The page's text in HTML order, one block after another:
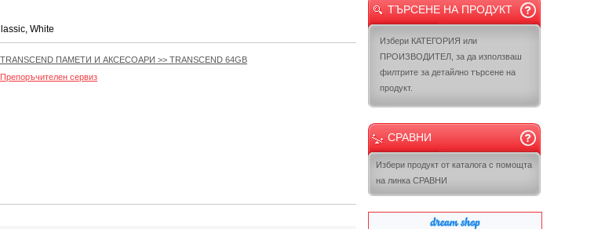
White
TRANSCEND ПАМЕТИ И АКСЕСОАРИ >> TRANSCEND 64GB
Препоръчителен сервиз
ТЪРСЕНЕ НА ПРОДУКТ
Избери КАТЕГОРИЯ или
ПРОИЗВОДИТЕЛ, за да използваш
филтрите за детайлно търсене на
продукт.
СРАВНИ
Избери продукт от каталога с помощта
на линка СРАВНИ